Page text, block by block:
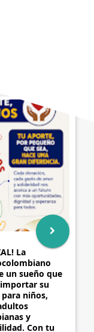
La
un sueño que
su
niños,
y
Con tu